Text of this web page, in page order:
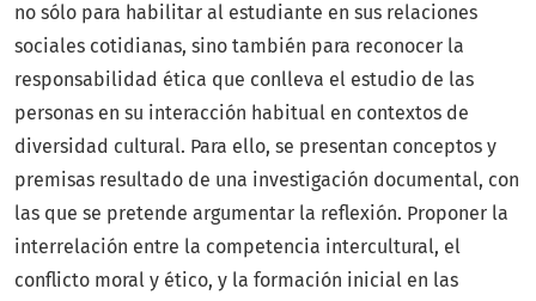
no sólo para habilitar al estudiante en sus relaciones
sociales cotidianas, sino también para reconocer la
responsabilidad ética que conlleva el estudio de las
personas en su interacción habitual en contextos de
diversidad cultural. Para ello, se presentan conceptos y
premisas resultado de una investigación documental, con
las que se pretende argumentar la reflexión. Proponer la
interrelación entre la competencia intercultural, el
conflicto moral y ético, y la formación inicial en las